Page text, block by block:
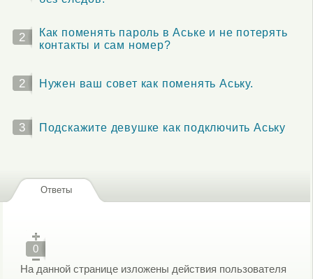
2
Как поменять пароль в Аське и не потерять
контакты и сам номер?
2 Нужен ваш совет как поменять Аську.
3 Подскажите девушке как подключить Аську
Ответы
0
На данной странице изложены действия пользователя